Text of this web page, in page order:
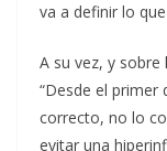
va a definir lo
A su vez, y
“Desde el primer
correcto, no lo
evitar una